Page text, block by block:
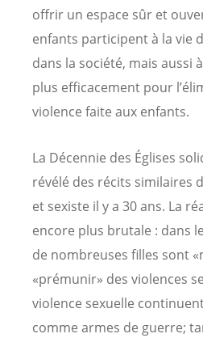
offrir un espace sûr et
enfants participent à la vie
dans la société, mais aussi
plus efficacement pour
violence faite aux enfants.
La Décennie des Églises
révélé des récits similaires
et sexiste il y a 30 ans. La
encore plus brutale : dans
de nombreuses filles sont
«prémunir» des violences
violence sexuelle
comme armes de guerre;